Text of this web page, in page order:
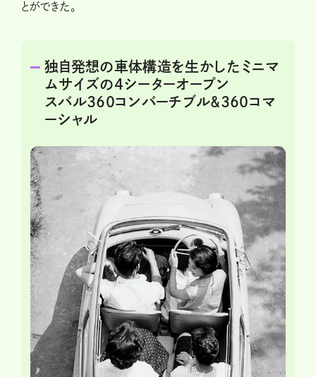
とができた。
独自発想の車体構造を生かしたミニマ
ムサイズの4シーターオープン
スバル360コンバーチブル&360コマ
ーシャル